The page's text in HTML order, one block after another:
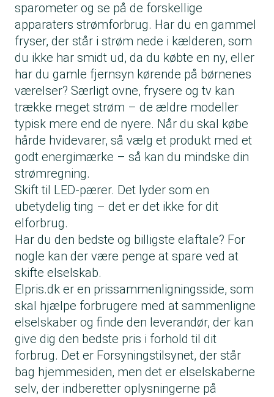
sparometer og se på de forskellige
apparaters strømforbrug. Har du en gammel
fryser, der står i strøm nede i kælderen, som
du ikke har smidt ud, da du købte en ny, eller
har du gamle fjernsyn kørende på børnenes
værelser? Særligt ovne, frysere og tv kan
trække meget strøm – de ældre modeller
typisk mere end de nyere. Når du skal købe
hårde hvidevarer, så vælg et produkt med et
godt energimærke – så kan du mindske din
strømregning.
Skift til LED-pærer. Det lyder som en
ubetydelig ting – det er det ikke for dit
elforbrug.
Har du den bedste og billigste elaftale? For
nogle kan der være penge at spare ved at
skifte elselskab.
Elpris.dk er en prissammenligningsside, som
skal hjælpe forbrugere med at sammenligne
elselskaber og finde den leverandør, der kan
give dig den bedste pris i forhold til dit
forbrug. Det er Forsyningstilsynet, der står
bag hjemmesiden, men det er elselskaberne
selv, der indberetter oplysningerne på